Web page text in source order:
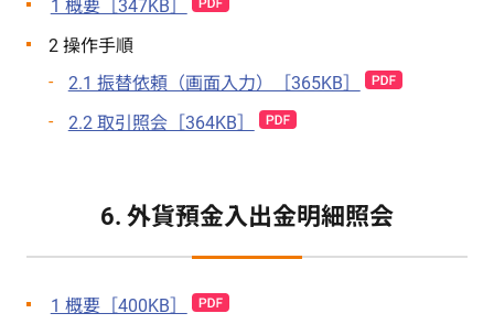
1 概要［347KB］
2 操作手順
2.1 振替依頼（画面入力）［365KB］
2.2 取引照会［364KB］
6. 外貨預金入出金明細照会
1 概要［400KB］